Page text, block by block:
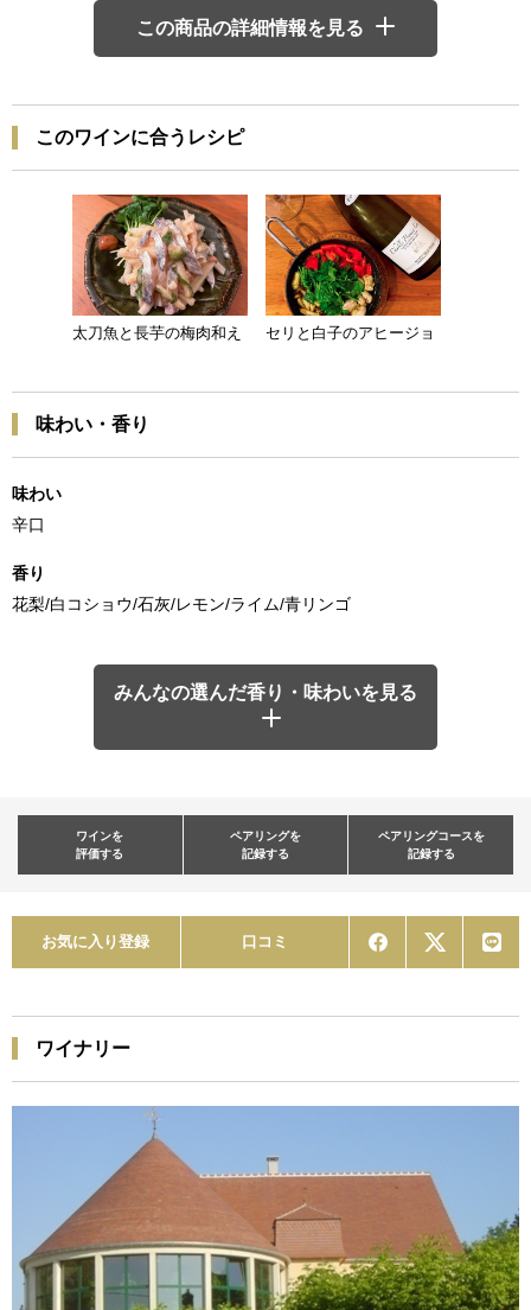
この商品の詳細情報を見る
このワインに合うレシピ
太刀魚と長芋の梅肉和え セリと白子のアヒージョ
味わい・香り
味わい
辛口
香り
花梨/白コショウ/石灰/レモン/ライム/青リンゴ
みんなの選んだ香り・味わいを見る
ワインを
評価する
ペアリングを
記録する
ペアリングコースを
記録する
お気に入り登録 口コミ
ワイナリー